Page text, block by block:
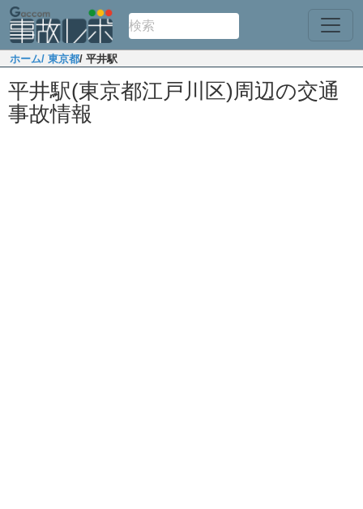
ホーム/ 東京都/ 平井駅
平井駅(東京都江戸川区)周辺の交通
事故情報